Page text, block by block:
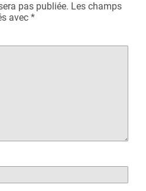
pas publiée. Les champs
avec *